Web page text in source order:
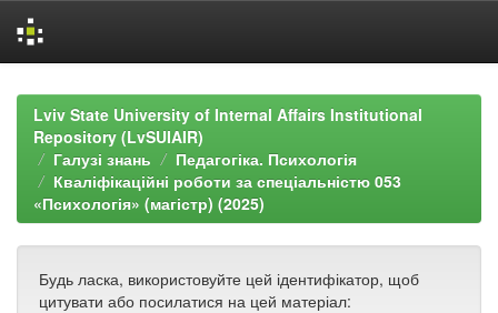
navigationLviv State University of Internal Affairs Institutional
Repository (LvSUIAIR)
Галузі знань
Педагогіка. Психологія
Кваліфікаційні роботи за спеціальністю 053
«Психологія» (магістр) (2025)
Будь ласка, використовуйте цей ідентифікатор, щоб
цитувати або посилатися на цей матеріал: